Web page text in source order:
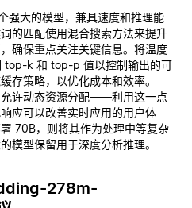
强大的模型，兼具速度和推理能
的匹配使用混合搜索方法来提升
确保重点关注关键信息。将温度
top-k 和 top-p 值以控制输出的可
存策略，以优化成本和效率。
许动态资源分配——利用这一点
应可以改善实时应用的用户体
70B，则将其作为处理中等复杂
模型保留用于深度分析推理。
278m-